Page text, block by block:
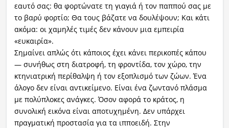
εαυτό σας: θα φορτώνατε τη γιαγιά ή τον παππού σας με
το βαρύ φορτίο; Θα τους βάζατε να δουλέψουν; Και κάτι
ακόμα: οι χαμηλές τιμές δεν κάνουν μια εμπειρία
«ευκαιρία».
Σημαίνει απλώς ότι κάποιος έχει κάνει περικοπές κάπου
— συνήθως στη διατροφή, τη φροντίδα, τον χώρο, την
κτηνιατρική περίθαλψη ή τον εξοπλισμό των ζώων. Ένα
άλογο δεν είναι αντικείμενο. Είναι ένα ζωντανό πλάσμα
με πολύπλοκες ανάγκες. Όσον αφορά το κράτος, η
συνολική εικόνα είναι αποτυχημένη. Δεν υπάρχει
πραγματική προστασία για τα ιπποειδή. Στην